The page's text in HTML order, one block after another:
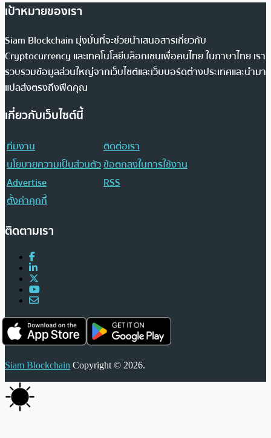
เป้าหมายของเรา
Siam Blockchain มุ่งมั่นที่จะช่วยนำเสนอสารเกี่ยวกับ
Cryptocurrency และเทคโนโลยีบล็อกเชนเพื่อคนไทย ในภาษาไทย เรา
รวบรวมข้อมูลส่วนใหญ่จากเว็บไซต์และเว็บบอร์ดต่างประเทศและนำมา
แปลส่งตรงถึงฟีดคุณ
เกี่ยวกับเว็บไซต์นี้
ทีมงาน
ติดต่อเรา
นโยบายความเป็นส่วนตัวข้อตกลงในการใช้งาน
Advertise
RSS
ตั้งค่าคุกกี้
ติดตามเรา
Siam Blockchain Copyright © 2026.